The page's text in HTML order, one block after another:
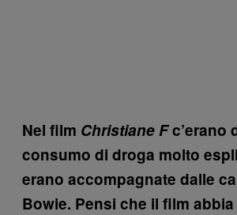
Nel film Christiane Fc’erano
consumo di droga molto
erano accompagnate dalle
Bowie. Pensi che il film